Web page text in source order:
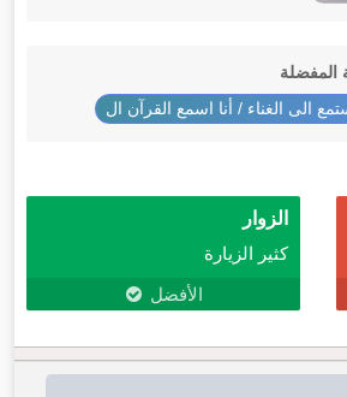
المفضلة
الى الغناء / أنا اسمع القرآن ال
الزوار
كثير الزيارة
الأفضل